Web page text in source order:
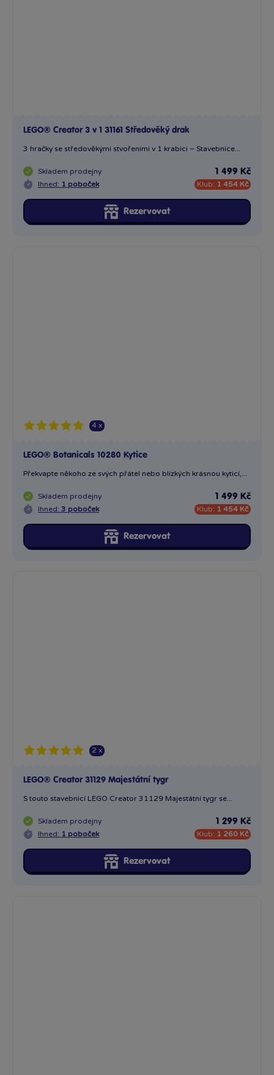
LEGO® Creator 3 v 1 31161 Středověký drak
3 hračky se středověkými stvořeními v 1 krabici – Stavebnice...
Skladem prodejny
Ihned: 1 poboček
1 499 Kč
Klub: 1 454 Kč
Rezervovat
4 x
LEGO® Botanicals 10280 Kytice
Překvapte někoho ze svých přátel nebo blízkých krásnou kyticí,...
Skladem prodejny
Ihned: 3 poboček
1 499 Kč
Klub: 1 454 Kč
Rezervovat
2 x
LEGO® Creator 31129 Majestátní tygr
S touto stavebnicí LEGO Creator 31129 Majestátní tygr se...
Skladem prodejny
Ihned: 1 poboček
1 299 Kč
Klub: 1 260 Kč
Rezervovat